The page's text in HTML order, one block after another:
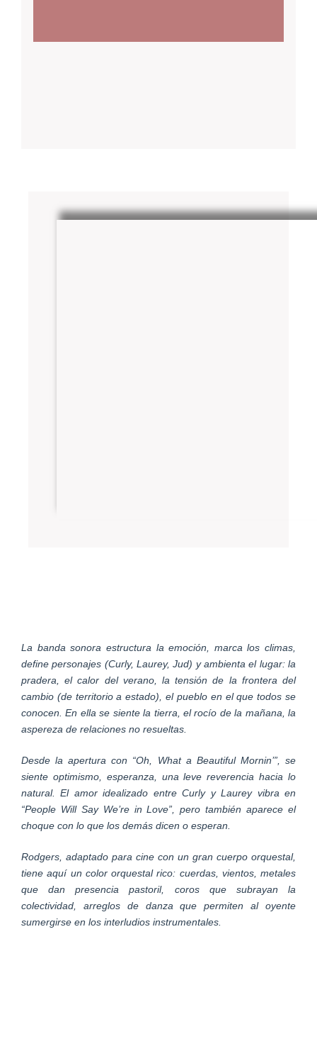
La banda sonora estructura la emoción, marca los climas,
define personajes (Curly, Laurey, Jud) y ambienta el lugar: la
pradera, el calor del verano, la tensión de la frontera del
cambio (de territorio a estado), el pueblo en el que todos se
conocen. En ella se siente la tierra, el rocío de la mañana, la
aspereza de relaciones no resueltas.
Desde la apertura con “Oh, What a Beautiful Mornin’”, se
siente optimismo, esperanza, una leve reverencia hacia lo
natural. El amor idealizado entre Curly y Laurey vibra en
“People Will Say We’re in Love”, pero también aparece el
choque con lo que los demás dicen o esperan.
Rodgers, adaptado para cine con un gran cuerpo orquestal,
tiene aquí un color orquestal rico: cuerdas, vientos, metales
que dan presencia pastoril, coros que subrayan la
colectividad, arreglos de danza que permiten al oyente
sumergirse en los interludios instrumentales.